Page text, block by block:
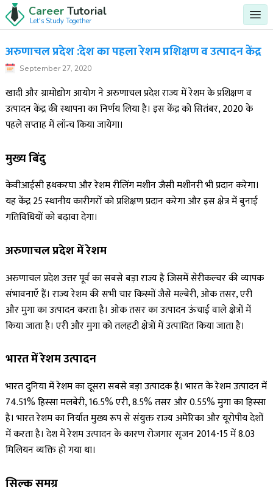
Career Tutorial
Let's Study Together
अरुणाचल प्रदेश :देश का पहला रेशम प्रशिक्षण व उत्पादन केंद्र
September 27, 2020
खादी और ग्रामोद्योग आयोग ने अरुणाचल प्रदेश राज्य में रेशम के प्रशिक्षण व
उत्पादन केंद्र की स्थापना का निर्णय लिया है। इस केंद्र को सितंबर, 2020 के
पहले सप्ताह में लॉन्च किया जायेगा।
मुख्य बिंदु
केवीआईसी हथकरघा और रेशम रीलिंग मशीन जैसी मशीनरी भी प्रदान करेगा।
यह केंद्र 25 स्थानीय कारीगरों को प्रशिक्षण प्रदान करेगा और इस क्षेत्र में बुनाई
गतिविधियों को बढ़ावा देगा।
अरुणाचल प्रदेश में रेशम
अरुणाचल प्रदेश उत्तर पूर्व का सबसे बड़ा राज्य है जिसमें सेरीकल्चर की व्यापक
संभावनाएँ हैं। राज्य रेशम की सभी चार किस्मों जैसे मल्बेरी, ओक तसर, एरी
और मुगा का उत्पादन करता है। ओक तसर का उत्पादन ऊंचाई वाले क्षेत्रों में
किया जाता है। एरी और मुगा को तलहटी क्षेत्रों में उत्पादित किया जाता है।
भारत में रेशम उत्पादन
भारत दुनिया में रेशम का दूसरा सबसे बड़ा उत्पादक है। भारत के रेशम उत्पादन में
74.51% हिस्सा मलबेरी, 16.5% एरी, 8.5% तसर और 0.55% मुगा का हिस्सा
है। भारत रेशम का निर्यात मुख्य रूप से संयुक्त राज्य अमेरिका और यूरोपीय देशों
में करता है। देश में रेशम उत्पादन के कारण रोजगार सृजन 2014-15 में 8.03
मिलियन व्यक्ति हो गया था।
सिल्क समग्र